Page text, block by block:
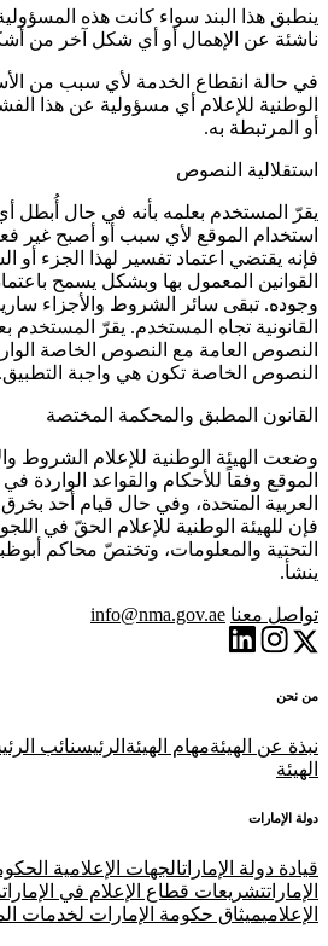
ينطبق هذا البند سواء كانت هذه
ناشئة عن الإهمال أو أي شكل آخر من
في حالة انقطاع الخدمة لأي سبب من
الوطنية للإعلام أي مسؤولية عن هذا
أو المرتبطة به.
استقلالية النصوص
يقرّ المستخدم بعلمه بأنه في حال
استخدام الموقع لأي سبب أو أصبح غير
فإنه يقتضي اعتماد تفسير لهذا الجزء
القوانين المعمول بها وبشكل يسمح
وجوده. تبقى سائر الشروط والأجزاء
القانونية تجاه المستخدم. يقرّ المستخدم
النصوص العامة مع النصوص الخاصة
النصوص الخاصة تكون هي واجبة التطبيق.
القانون المطبق والمحكمة المختصة
وضعت الهيئة الوطنية للإعلام الشروط
الموقع وفقاً للأحكام والقواعد الواردة
العربية المتحدة، وفي حال قيام أحد
فإن للهيئة الوطنية للإعلام الحقّ في
التحتية والمعلومات، وتختصّ محاكم
ينشأ.
تواصل معنا info@nma.gov.ae
من نحن
نبذة عن الهيئةمهام الهيئة الرئيسنائب
الهيئة
دولة الإمارات
قيادة دولة الإماراتالجهات الإعلامية
الإماراتتشريعات قطاع الإعلام في الإمارات
الإعلاميميثاق حكومة الإمارات لخدمات